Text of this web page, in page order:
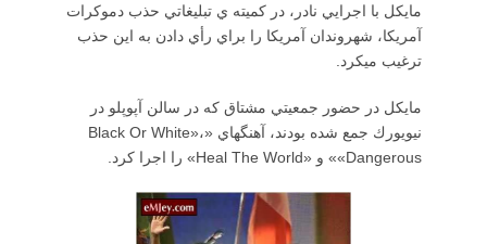
مايكل با اجرايي نادر، در كميته ي تبليغاتي حذب دموكرات
آمريكا، شهروندان آمريكا را براي رأي دادن به اين حذب
ترغيب ميكرد.
مايكل در حضور جمعيتي مشتاق كه در سالن آپوپلو در
نيويورك جمع شده بودند، آهنگهاي «Black Or White»،
«Dangerous» و «Heal The World» را اجرا كرد.